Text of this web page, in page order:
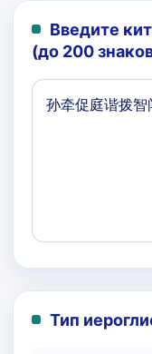
Введите
(до 200
Тип